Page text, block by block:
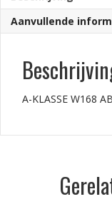
Aanvullende
A-KLASSE W168